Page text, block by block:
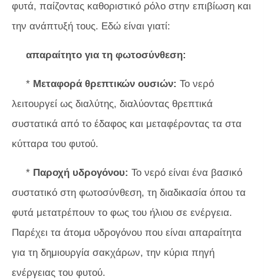
φυτά, παίζοντας καθοριστικό ρόλο στην επιβίωση και
την ανάπτυξή τους. Εδώ είναι γιατί:
απαραίτητο για τη φωτοσύνθεση:
* Μεταφορά θρεπτικών ουσιών: Το νερό
λειτουργεί ως διαλύτης, διαλύοντας θρεπτικά
συστατικά από το έδαφος και μεταφέροντας τα στα
κύτταρα του φυτού.
* Παροχή υδρογόνου: Το νερό είναι ένα βασικό
συστατικό στη φωτοσύνθεση, τη διαδικασία όπου τα
φυτά μετατρέπουν το φως του ήλιου σε ενέργεια.
Παρέχει τα άτομα υδρογόνου που είναι απαραίτητα
για τη δημιουργία σακχάρων, την κύρια πηγή
ενέργειας του φυτού.